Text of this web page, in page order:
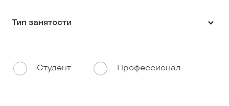
Тип занятости
Студент Профессионал